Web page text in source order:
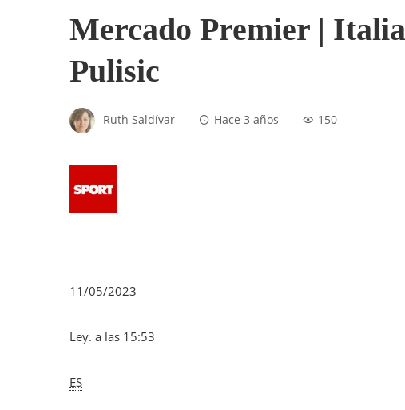
Mercado Premier |
Pulisic
Ruth Saldívar Hace 3 años 150
11/05/2023
Ley. a las 15:53
ES